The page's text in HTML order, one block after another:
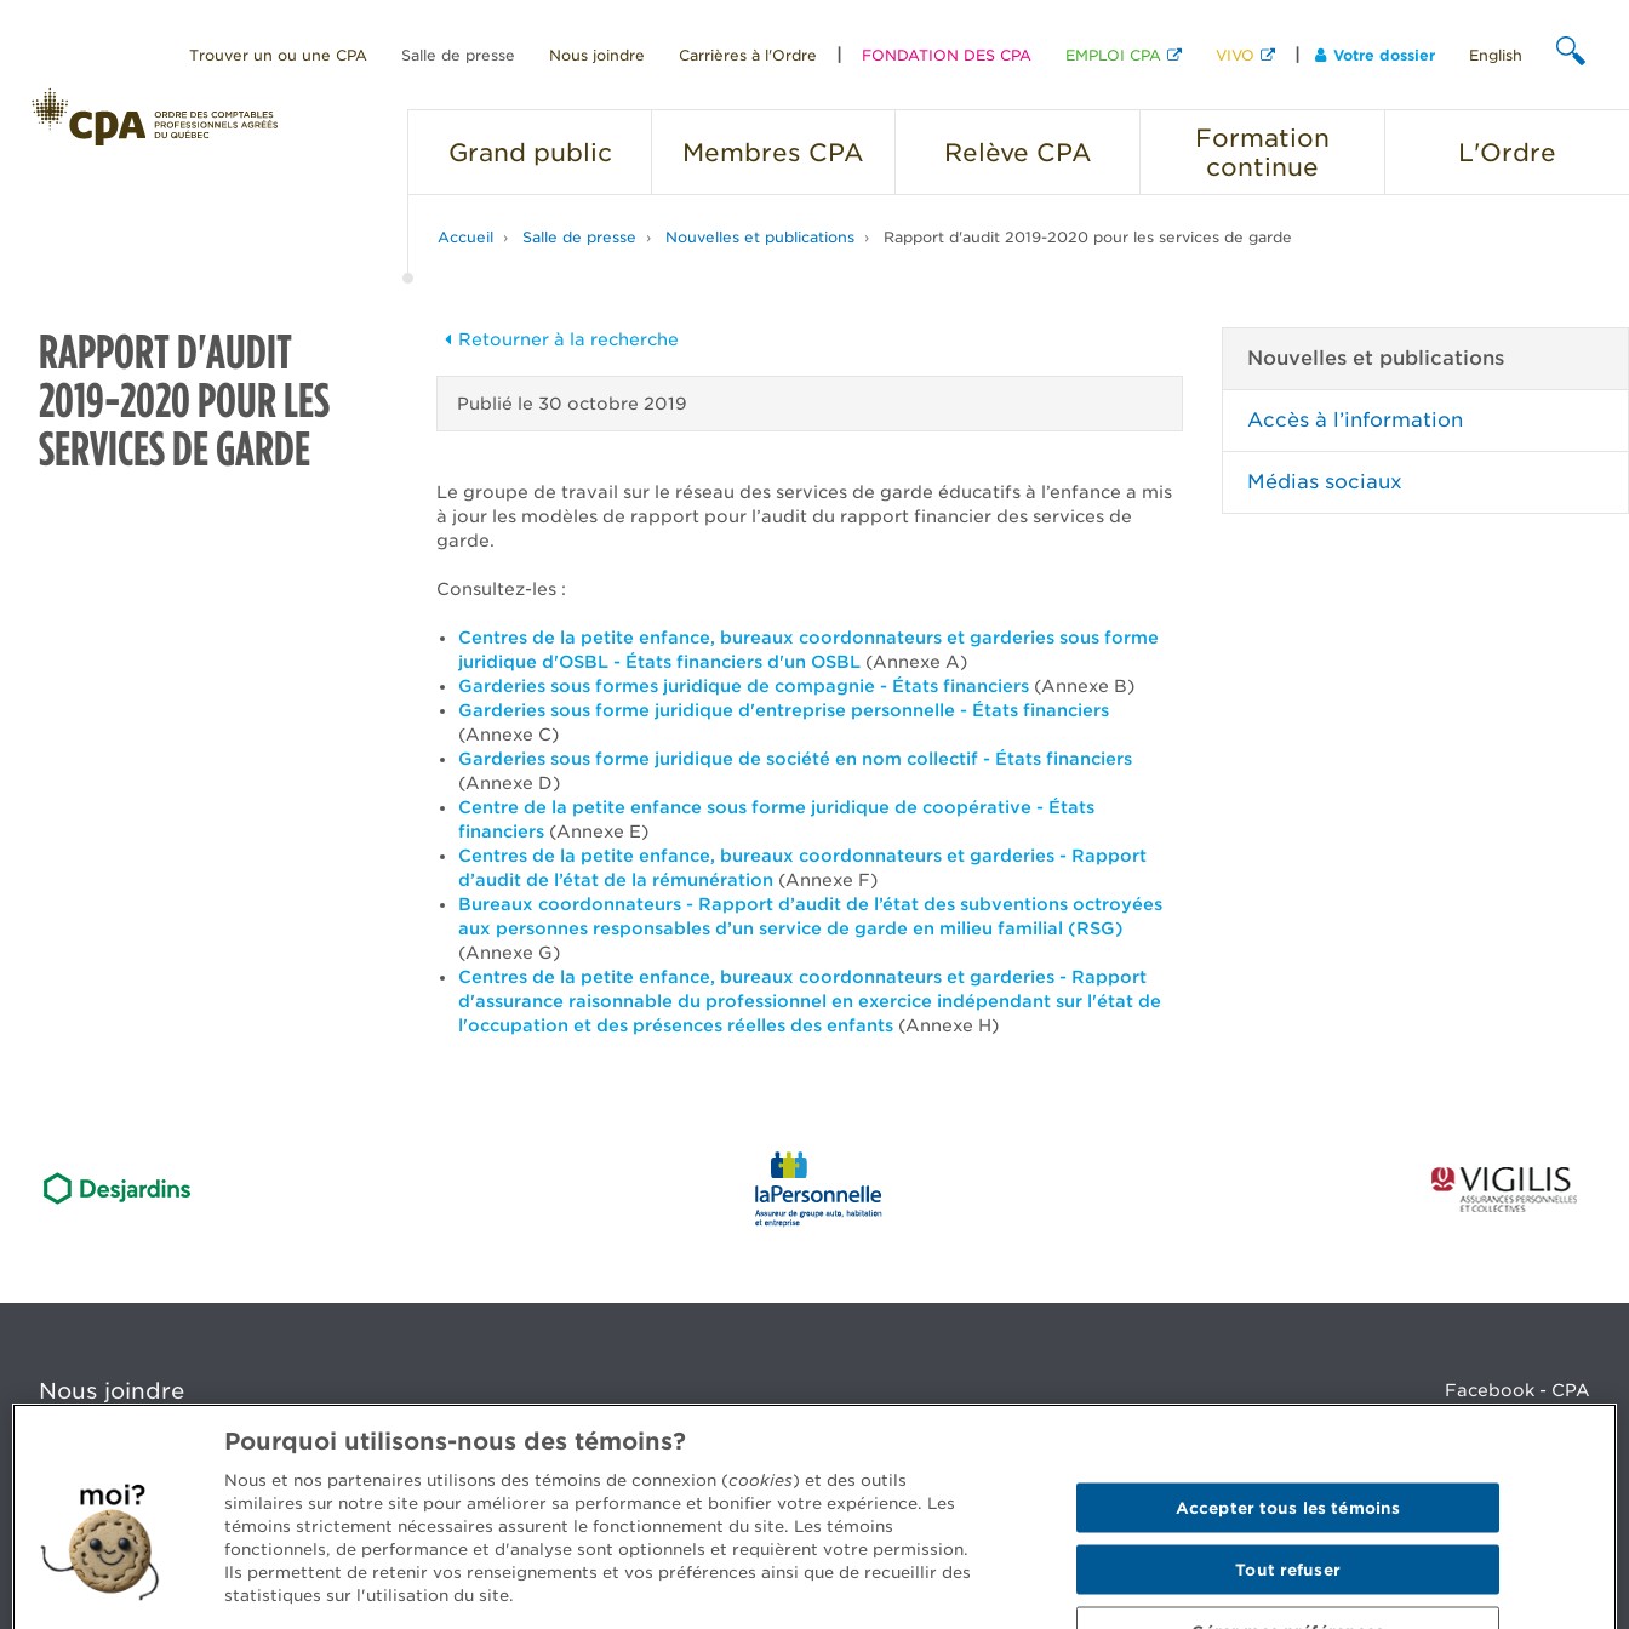
Trouver un ou une CPA Salle de presse Nous joindre Carrières à l'Ordre FONDATION DES CPA EMPLOI CPA VIVO Votre dossier English
Grand public Membres CPA Relève CPA
Formation
continue
L'Ordre
Accueil Salle de presse Nouvelles et publications Rapport d'audit 2019-2020 pour les services de garde
RAPPORT D'AUDIT
2019-2020 POUR LES
SERVICES DE GARDE
Retourner à la recherche
Publié le 30 octobre 2019
Le groupe de travail sur le réseau des services de garde éducatifs à l’enfance a mis
à jour les modèles de rapport pour l’audit du rapport financier des services de
garde.
Consultez-les :
Centres de la petite enfance, bureaux coordonnateurs et garderies sous forme
juridique d'OSBL - États financiers d'un OSBL(Annexe A)
Garderies sous formes juridique de compagnie - États financiers (Annexe B)
Garderies sous forme juridique d'entreprise personnelle - États financiers
(Annexe C)
Garderies sous forme juridique de société en nom collectif - États financiers
(Annexe D)
Centre de la petite enfance sous forme juridique de coopérative - États
financiers (Annexe E)
Centres de la petite enfance, bureaux coordonnateurs et garderies - Rapport
d’audit de l’état de la rémunération (Annexe F)
Bureaux coordonnateurs - Rapport d’audit de l’état des subventions octroyées
aux personnes responsables d’un service de garde en milieu familial (RSG)
(Annexe G)
Centres de la petite enfance, bureaux coordonnateurs et garderies - Rapport
d'assurance raisonnable du professionnel en exercice indépendant sur l'état de
l'occupation et des présences réelles des enfants(Annexe H)
Nouvelles et publications
Accès à l’information
Médias sociaux
Nous joindre
5, Place Ville Marie, bureau 800, Montréal (Québec) H3B 2G2
Des questions? Faites appel à notre équipe >
Envie de mettre de l’Ordre dans votre carrière? Voyez les postes disponibles >
Facebook - CPA
LinkedIn - 20 minutes CPA
LinkedIn - Emploi CPA
Pourquoi utilisons-nous des témoins?
Nous et nos partenaires utilisons des témoins de connexion (cookies) et des outils
similaires sur notre site pour améliorer sa performance et bonifier votre expérience. Les
témoins strictement nécessaires assurent le fonctionnement du site. Les témoins
fonctionnels, de performance et d'analyse sont optionnels et requièrent votre permission.
Ils permettent de retenir vos renseignements et vos préférences ainsi que de recueillir des
statistiques sur l'utilisation du site.
Tout refuser
Accepter tous les témoins